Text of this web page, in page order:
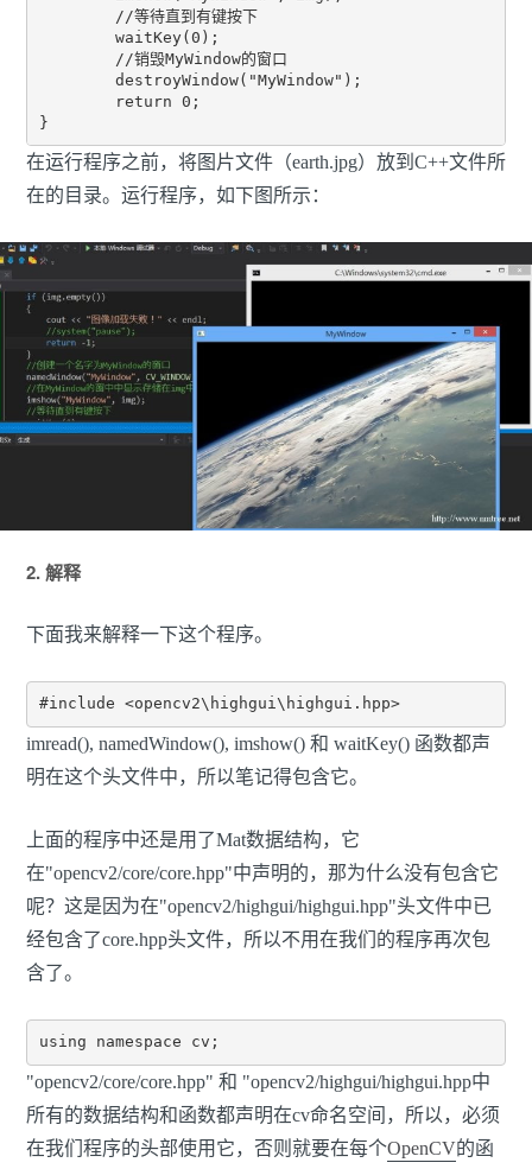
}
在运行程序之前，将图片文件（earth.jpg）放到C++文件所
在的目录。运行程序，如下图所示：
2. 解释
下面我来解释一下这个程序。
#include <opencv2\highgui\highgui.hpp>
imread(), namedWindow(), imshow() 和 waitKey() 函数都声
明在这个头文件中，所以笔记得包含它。
上面的程序中还是用了Mat数据结构，它
在"opencv2/core/core.hpp"中声明的，那为什么没有包含它
呢？这是因为在"opencv2/highgui/highgui.hpp"头文件中已
经包含了core.hpp头文件，所以不用在我们的程序再次包
含了。
using namespace cv;
"opencv2/core/core.hpp" 和 "opencv2/highgui/highgui.hpp中
所有的数据结构和函数都声明在cv命名空间，所以，必须
在我们程序的头部使用它，否则就要在每个OpenCV的函